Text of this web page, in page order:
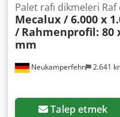
Neukamperfehn 2.641
Palet rafı dikmeleri
Mecalux / 6.000 x
/ Rahmenprofil: 80
mm
Talep etmek